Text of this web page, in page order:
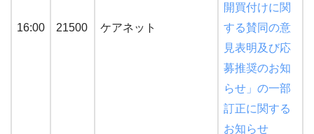
16:00 21500 ケアネット
開買付けに関
する賛同の意
見表明及び応
募推奨のお知
らせ」の一部
訂正に関する
お知らせ